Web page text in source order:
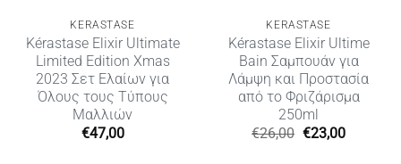
KERASTASE
Kérastase Elixir Ultimate
Limited Edition Xmas
2023 Σετ Ελαίων για
Όλους τους Τύπους
Μαλλιών
€47,00
KERASTASE
Kérastase Elixir Ultime
Bain Σαμπουάν για
Λάμψη και Προστασία
από το Φριζάρισμα
250ml
€26,00 Original
price
€23,00Η